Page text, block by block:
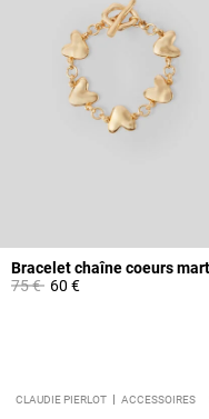
Prix réduit à partir de
75 €à60 €
CLAUDIE PIERLOT ACCESSOIRES